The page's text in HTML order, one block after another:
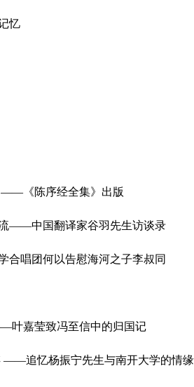
忆
——《陈序经全集》出版
——中国翻译家谷羽先生访谈录
合唱团何以告慰海河之子李叔同
叶嘉莹致冯至信中的归国记
——追忆杨振宁先生与南开大学的情缘